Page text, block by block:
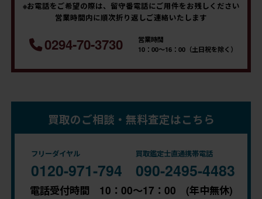
※お電話をご希望の際は、留守番電話にご用件をお残しください
営業時間内に順次折り返しご連絡いたします
0294-70-3730
営業時間
10：00～16：00（土日祝を除く）
買取のご相談・無料査定はこちら
フリーダイヤル
0120-971-794
買取鑑定士直通携帯電話
090-2495-4483
電話受付時間 10：00～17：00 (年中無休)